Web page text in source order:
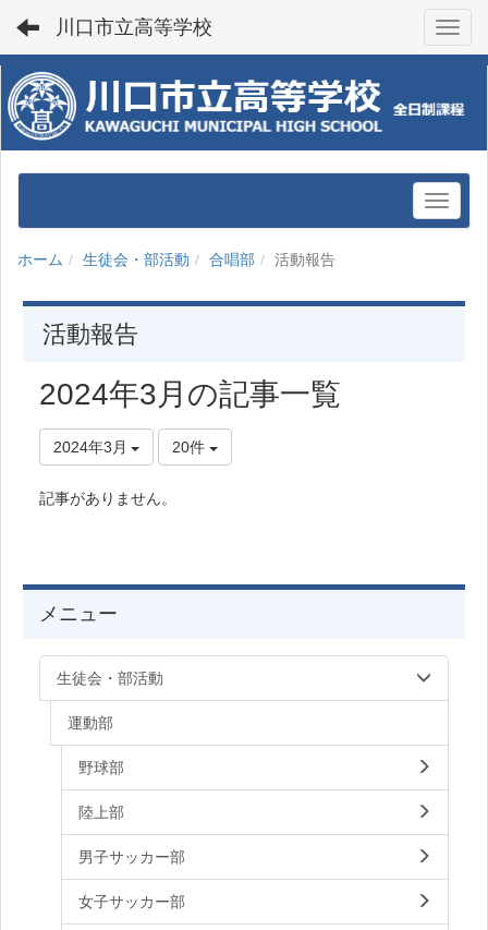
川口市立高等学校
ホーム 生徒会・部活動 合唱部 活動報告
活動報告
2024年3月の記事一覧
2024年3月 20件
記事がありません。
メニュー
生徒会・部活動
運動部
野球部
陸上部
男子サッカー部
女子サッカー部